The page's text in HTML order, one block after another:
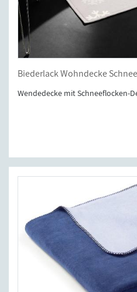
Biederlack Wohndecke
Wendedecke mit Schneeflocken-